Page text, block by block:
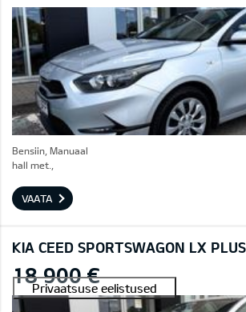
Bensiin, Manuaal
hall met.,
VAATA
KIA CEED SPORTSWAGON LX
18 900 €